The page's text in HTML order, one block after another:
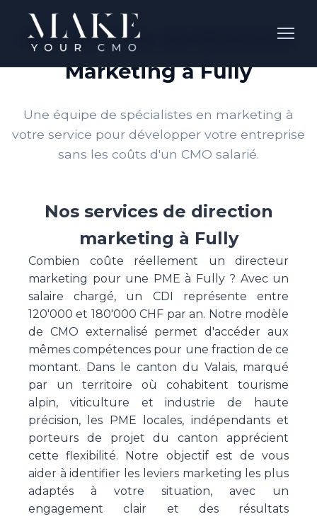
Nos Services de Direction
Marketing à Fully
Une équipe de spécialistes en marketing à
votre service pour développer votre entreprise
sans les coûts d'un CMO salarié.
Nos services de direction
marketing à Fully
Combien coûte réellement un directeur
marketing pour une PME à Fully ? Avec un
salaire chargé, un CDI représente entre
120'000 et 180'000 CHF par an. Notre modèle
de CMO externalisé permet d'accéder aux
mêmes compétences pour une fraction de ce
montant. Dans le canton du Valais, marqué
par un territoire où cohabitent tourisme
alpin, viticulture et industrie de haute
précision, les PME locales, indépendants et
porteurs de projet du canton apprécient
cette flexibilité. Notre objectif est de vous
aider à identifier les leviers marketing les plus
adaptés à votre situation, avec un
engagement clair et des résultats